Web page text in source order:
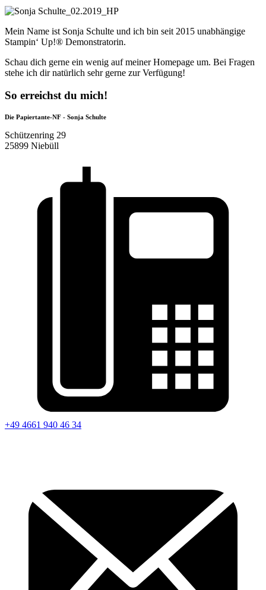
Mein Name ist Sonja Schulte und ich bin seit 2015 unabhängige
Stampin‘ Up!® Demonstratorin.
Schau dich gerne ein wenig auf meiner Homepage um. Bei Fragen
stehe ich dir natürlich sehr gerne zur Verfügung!
So erreichst du mich!
Die Papiertante-NF - Sonja Schulte
Schützenring 29
25899 Niebüll
+49 4661 940 46 34